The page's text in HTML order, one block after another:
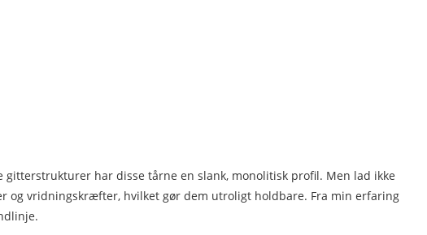
har disse tårne ​​en slank, monolitisk profil. Men lad ikke
og vridningskræfter, hvilket gør dem utroligt holdbare. Fra min erfaring